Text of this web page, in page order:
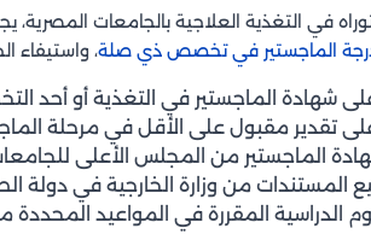
في التغذية العلاجية بالجامعات المصرية،
الماجستير في تخصص ذي صلة، واستيفاء
شهادة الماجستير في التغذية أو أحد
تقدير مقبول على الأقل في مرحلة
الماجستير من المجلس الأعلى
المستندات من وزارة الخارجية في دولة
الدراسية المقررة في المواعيد المحددة